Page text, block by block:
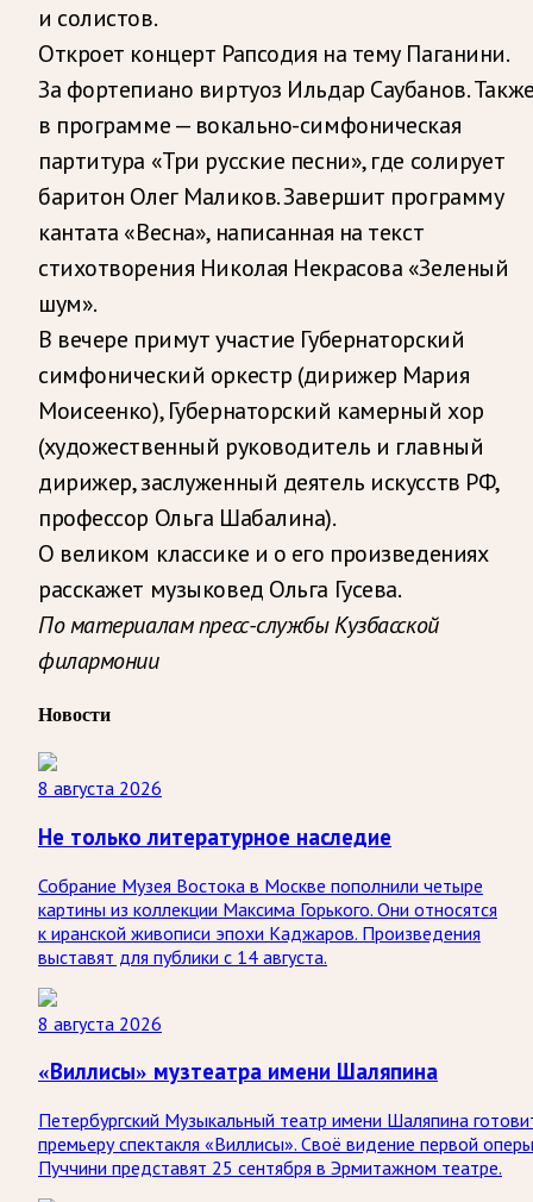
и солистов.
Откроет концерт Рапсодия на тему Паганини.
За фортепиано виртуоз Ильдар Саубанов.
в программе — вокально-симфоническая
партитура «Три русские песни», где солирует
баритон Олег Маликов. Завершит программу
кантата «Весна», написанная на текст
стихотворения Николая Некрасова «Зеленый
шум».
В вечере примут участие Губернаторский
симфонический оркестр (дирижер Мария
Моисеенко), Губернаторский камерный хор
(художественный руководитель и главный
дирижер, заслуженный деятель искусств РФ,
профессор Ольга Шабалина).
О великом классике и о его произведениях
расскажет музыковед Ольга Гусева.
По материалам пресс-службы Кузбасской
филармонии
Новости
8 августа 2026
Не только литературное наследие
Собрание Музея Востока в Москве пополнили четыре
картины из коллекции Максима Горького. Они относятся
к иранской живописи эпохи Каджаров. Произведения
выставят для публики с 14 августа.
8 августа 2026
«Виллисы» музтеатра имени Шаляпина
Петербургский Музыкальный театр имени Шаляпина
премьеру спектакля «Виллисы». Своё видение первой оперы
Пуччини представят 25 сентября в Эрмитажном театре.